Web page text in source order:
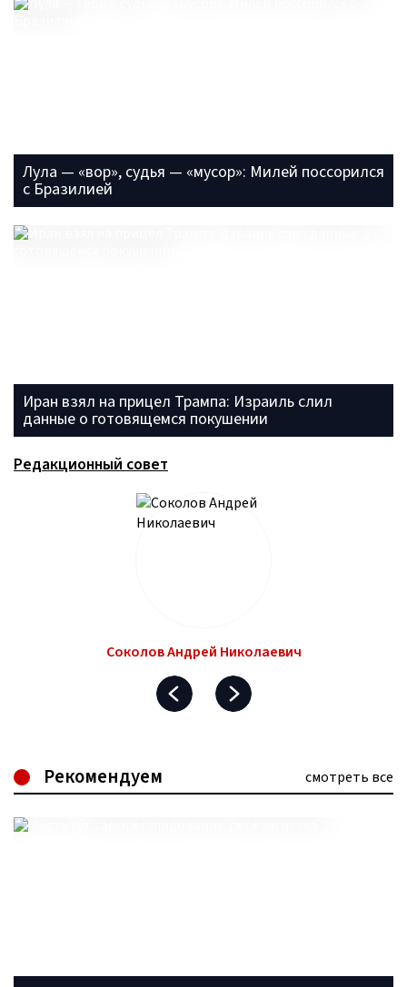
Лула — «вор», судья — «мусор»: Милей поссорился
с Бразилией
Иран взял на прицел Трампа: Израиль слил
данные о готовящемся покушении
Редакционный совет
Соколов Андрей Николаевич
Рекомендуем смотреть все